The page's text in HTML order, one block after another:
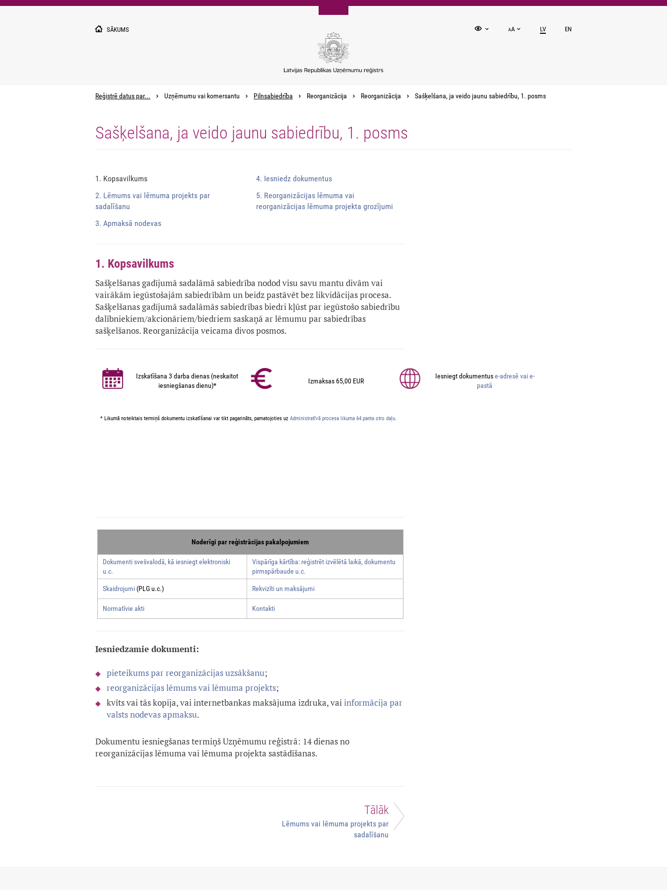
Pārlekt
SĀKUMS AA LV EN
Reģistrē datus par... Uzņēmumu vai komersantu Pilnsabiedrība Reorganizācija Reorganizācija Sašķelšana, ja veido jaunu sabiedrību, 1. posms
Sašķelšana, ja veido jaunu sabiedrību, 1. posms
1. Kopsavilkums
2. Lēmums vai lēmuma projekts par
sadalīšanu
3. Apmaksā nodevas
4. Iesniedz dokumentus
5. Reorganizācijas lēmuma vai
reorganizācijas lēmuma projekta grozījumi
1. Kopsavilkums
Sašķelšanas gadījumā sadalāmā sabiedrība nodod visu savu mantu divām vai
vairākām iegūstošajām sabiedrībām un beidz pastāvēt bez likvidācijas procesa.
Sašķelšanas gadījumā sadalāmās sabiedrības biedri kļūst par iegūstošo sabiedrību
dalībniekiem/akcionāriem/biedriem saskaņā ar lēmumu par sabiedrības
sašķelšanos. Reorganizācija veicama divos posmos.
Izskatīšana 3 darba dienas (neskaitot
iesniegšanas dienu)*
Izmaksas 65,00 EUR
Iesniegt dokumentuse-adresē vai e-
pastā
* Likumā noteiktais termiņš dokumentu izskatīšanai var tikt pagarināts, pamatojoties uz Administratīvā procesa likuma 64.panta otro daļu.
Noderīgi par reģistrācijas pakalpojumiem
Dokumenti svešvalodā, kā iesniegt elektroniski
u.c.
Vispārīga kārtība: reģistrēt izvēlētā laikā, dokumentu
pirmspārbaude u.c.
Skaidrojumi(PLG u.c.) Rekvizīti un maksājumi
Normatīvie akti Kontakti
Iesniedzamie dokumenti:
pieteikums par reorganizācijas uzsākšanu;
reorganizācijas lēmums vai lēmuma projekts;
kvīts vai tās kopija, vai internetbankas maksājuma izdruka, vaiinformācija par
valsts nodevas apmaksu.
Dokumentu iesniegšanas termiņš Uzņēmumu reģistrā: 14 dienas no
reorganizācijas lēmuma vai lēmuma projekta sastādīšanas.
Tālāk
Lēmums vai lēmuma projekts par
sadalīšanu